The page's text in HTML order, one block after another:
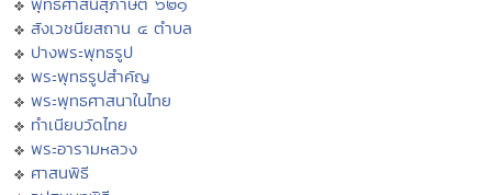
สังเวชนียสถาน ๔ ตำบล
ปางพระพุทธรูป
พระพุทธรูปสำคัญ
พระพุทธศาสนาในไทย
ทำเนียบวัดไทย
พระอารามหลวง
ศาสนพิธี